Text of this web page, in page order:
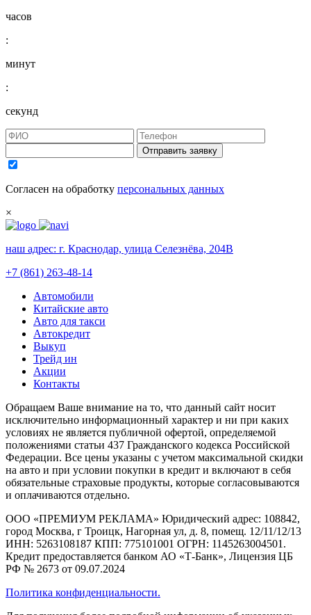
часов
:
минут
:
секунд
Отправить заявку
Согласен на обработку персональных данных
×
наш адрес: г. Краснодар, улица Селезнёва, 204В
+7 (861) 263-48-14
Автомобили
Китайские авто
Авто для такси
Автокредит
Выкуп
Трейд ин
Акции
Контакты
Обращаем Ваше внимание на то, что данный сайт носит
исключительно информационный характер и ни при каких
условиях не является публичной офертой, определяемой
положениями статьи 437 Гражданского кодекса Российской
Федерации. Все цены указаны с учетом максимальной скидки
на авто и при условии покупки в кредит и включают в себя
обязательные страховые продукты, которые согласовываются
и оплачиваются отдельно.
ООО «ПРЕМИУМ РЕКЛАМА» Юридический адрес: 108842,
город Москва, г Троицк, Нагорная ул, д. 8, помещ. 12/11/12/13
ИНН: 5263108187 КПП: 775101001 ОГРН: 1145263004501.
Кредит предоставляется банком АО «Т-Банк», Лицензия ЦБ
РФ № 2673 от 09.07.2024
Политика конфиденциальности.